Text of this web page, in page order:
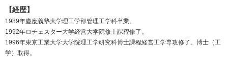
【経歴】
1989年慶應義塾大学理工学部管理工学科卒業。
1992年ロチェスター大学経営大学院修士課程修了。
1996年東京工業大学大学院理工学研究科博士課程経営工学専攻修了。博士（工
学）取得。